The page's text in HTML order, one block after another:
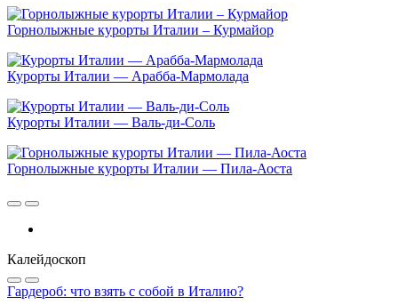
Горнолыжные курорты Италии – Курмайор
Курорты Италии — Арабба-Мармолада
Курорты Италии — Валь-ди-Соль
Горнолыжные курорты Италии — Пила-Аоста
Калейдоскоп
Гардероб: что взять с собой в Италию?